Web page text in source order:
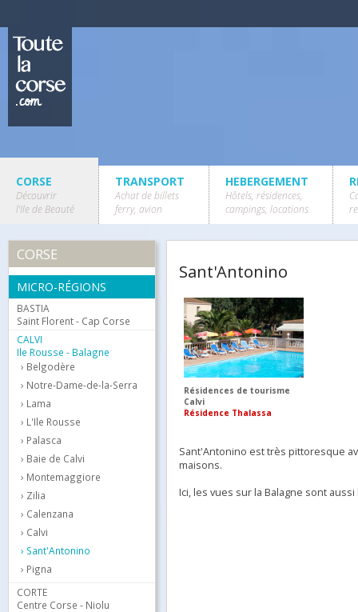
CORSE
Découvrir
l'Ile de Beauté
TRANSPORT
Achat de billets
ferry, avion
HEBERGEMENT
Hôtels, résidences,
campings, locations
CORSE
MICRO-RÉGIONS
BASTIA
Saint Florent - Cap Corse
CALVI
Ile Rousse - Balagne
Belgodère
Notre-Dame-de-la-Serra
Lama
L'Ile Rousse
Palasca
Baie de Calvi
Montemaggiore
Zilia
Calenzana
Calvi
Sant'Antonino
Pigna
CORTE
Centre Corse - Niolu
Sant'Antonino
Résidences de tourisme
Calvi
Résidence Thalassa
Sant'Antonino est très pittoresque
maisons.
Ici, les vues sur la Balagne sont